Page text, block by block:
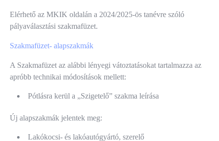
Elérhető az MKIK oldalán a 2024/2025-ös tanévre szóló
pályaválasztási szakmafüzet.
Szakmafüzet- alapszakmák
A Szakmafüzet az alábbi lényegi vátoztatásokat tartalmazza az
apróbb technikai módosítások mellett:
Pótlásra kerül a „Szigetelő” szakma leírása
Új alapszakmák jelentek meg:
Lakókocsi- és lakóautógyártó, szerelő